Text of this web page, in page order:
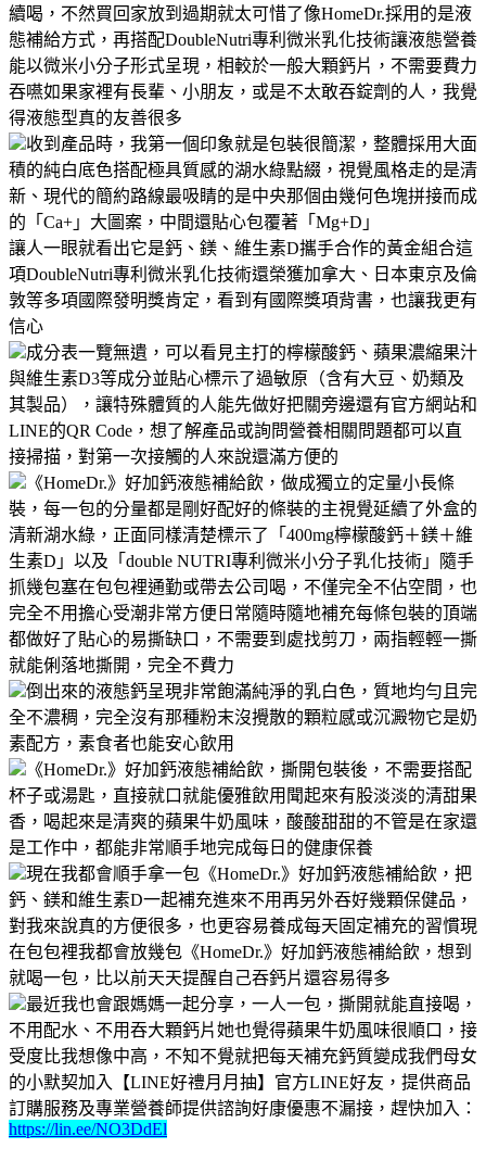
續喝，不然買回家放到過期就太可惜了像HomeDr.採用的是液
態補給方式，再搭配DoubleNutri專利微米乳化技術讓液態營養
能以微米小分子形式呈現，相較於一般大顆鈣片，不需要費力
吞嚥如果家裡有長輩、小朋友，或是不太敢吞錠劑的人，我覺
得液態型真的友善很多
收到產品時，我第一個印象就是包裝很簡潔，整體採用大面
積的純白底色搭配極具質感的湖水綠點綴，視覺風格走的是清
新、現代的簡約路線最吸睛的是中央那個由幾何色塊拼接而成
的「Ca+」大圖案，中間還貼心包覆著「Mg+D」
讓人一眼就看出它是鈣、鎂、維生素D攜手合作的黃金組合這
項DoubleNutri專利微米乳化技術還榮獲加拿大、日本東京及倫
敦等多項國際發明獎肯定，看到有國際獎項背書，也讓我更有
信心
成分表一覽無遺，可以看見主打的檸檬酸鈣、蘋果濃縮果汁
與維生素D3等成分並貼心標示了過敏原（含有大豆、奶類及
其製品），讓特殊體質的人能先做好把關旁邊還有官方網站和
LINE的QR Code，想了解產品或詢問營養相關問題都可以直
接掃描，對第一次接觸的人來說還滿方便的
《HomeDr.》好加鈣液態補給飲，做成獨立的定量小長條
裝，每一包的分量都是剛好配好的條裝的主視覺延續了外盒的
清新湖水綠，正面同樣清楚標示了「400mg檸檬酸鈣＋鎂＋維
生素D」以及「double NUTRI專利微米小分子乳化技術」隨手
抓幾包塞在包包裡通勤或帶去公司喝，不僅完全不佔空間，也
完全不用擔心受潮非常方便日常隨時隨地補充每條包裝的頂端
都做好了貼心的易撕缺口，不需要到處找剪刀，兩指輕輕一撕
就能俐落地撕開，完全不費力
倒出來的液態鈣呈現非常飽滿純淨的乳白色，質地均勻且完
全不濃稠，完全沒有那種粉末沒攪散的顆粒感或沉澱物它是奶
素配方，素食者也能安心飲用
《HomeDr.》好加鈣液態補給飲，撕開包裝後，不需要搭配
杯子或湯匙，直接就口就能優雅飲用聞起來有股淡淡的清甜果
香，喝起來是清爽的蘋果牛奶風味，酸酸甜甜的不管是在家還
是工作中，都能非常順手地完成每日的健康保養
現在我都會順手拿一包《HomeDr.》好加鈣液態補給飲，把
鈣、鎂和維生素D一起補充進來不用再另外吞好幾顆保健品，
對我來說真的方便很多，也更容易養成每天固定補充的習慣現
在包包裡我都會放幾包《HomeDr.》好加鈣液態補給飲，想到
就喝一包，比以前天天提醒自己吞鈣片還容易得多
最近我也會跟媽媽一起分享，一人一包，撕開就能直接喝，
不用配水、不用吞大顆鈣片她也覺得蘋果牛奶風味很順口，接
受度比我想像中高，不知不覺就把每天補充鈣質變成我們母女
的小默契加入【LINE好禮月月抽】官方LINE好友，提供商品
訂購服務及專業營養師提供諮詢好康優惠不漏接，趕快加入：
https://lin.ee/NO3DdEl